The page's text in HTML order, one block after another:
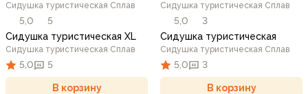
Сидушка туристическая Сплав
5,0
5
Сидушка туристическая XL
Сидушка туристическая Сплав
5,0 5
В корзину
Сидушка туристическая Сплав
5,0
3
Сидушка туристическая
Сидушка туристическая Сплав
5,0 3
В корзину